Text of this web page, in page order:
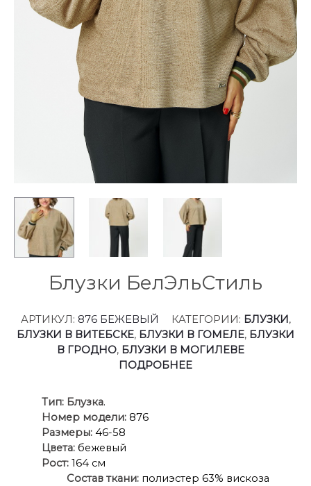
Блузки БелЭльСтиль
АРТИКУЛ: 876 БЕЖЕВЫЙ КАТЕГОРИИ: БЛУЗКИ,
БЛУЗКИ В ВИТЕБСКЕ, БЛУЗКИ В ГОМЕЛЕ, БЛУЗКИ
В ГРОДНО, БЛУЗКИ В МОГИЛЕВЕ
ПОДРОБНЕЕ
Тип: Блузка.
Номер модели: 876
Размеры: 46-58
Цвета: бежевый
Рост: 164 см
Состав ткани: полиэстер 63% вискоза